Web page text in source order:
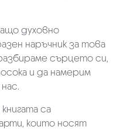
духовно
наръчник за това
сърцето си,
и да намерим
са
които носят